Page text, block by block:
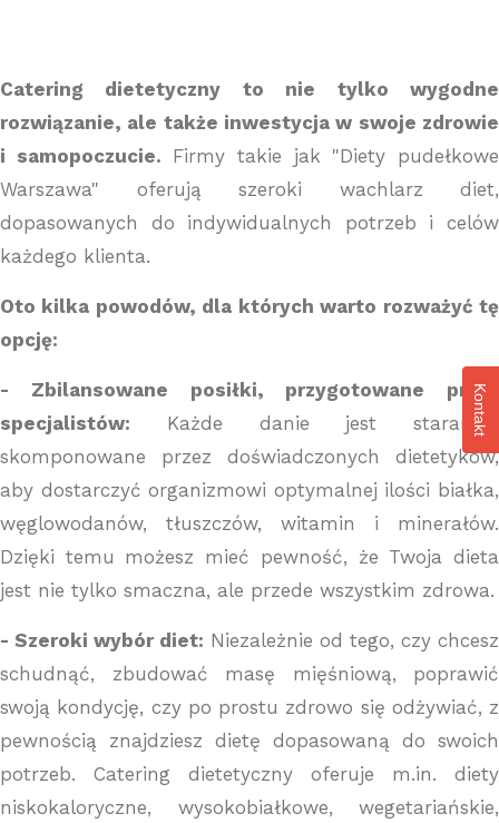
Catering dietetyczny to nie tylko wygodne
rozwiązanie, ale także inwestycja w swoje zdrowie
i samopoczucie. Firmy takie jak "Diety pudełkowe
Warszawa" oferują szeroki wachlarz diet,
dopasowanych do indywidualnych potrzeb i celów
każdego klienta.
Oto kilka powodów, dla których warto rozważyć tę
opcję:
- Zbilansowane posiłki, przygotowane przez
specjalistów: Każde danie jest starannie
skomponowane przez doświadczonych dietetyków,
aby dostarczyć organizmowi optymalnej ilości białka,
węglowodanów, tłuszczów, witamin i minerałów.
Dzięki temu możesz mieć pewność, że Twoja dieta
jest nie tylko smaczna, ale przede wszystkim zdrowa.
- Szeroki wybór diet: Niezależnie od tego, czy chcesz
schudnąć, zbudować masę mięśniową, poprawić
swoją kondycję, czy po prostu zdrowo się odżywiać, z
pewnością znajdziesz dietę dopasowaną do swoich
potrzeb. Catering dietetyczny oferuje m.in. diety
niskokaloryczne, wysokobiałkowe, wegetariańskie,
Kontakt